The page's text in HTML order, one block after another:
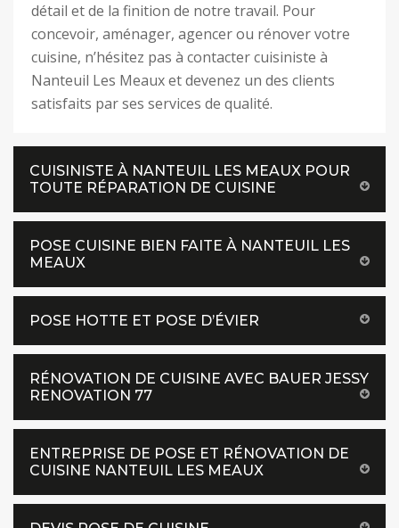
détail et de la finition de notre travail. Pour
concevoir, aménager, agencer ou rénover votre
cuisine, n’hésitez pas à contacter cuisiniste à
Nanteuil Les Meaux et devenez un des clients
satisfaits par ses services de qualité.
CUISINISTE À NANTEUIL LES MEAUX POUR
TOUTE RÉPARATION DE CUISINE
POSE CUISINE BIEN FAITE À NANTEUIL LES
MEAUX
POSE HOTTE ET POSE D’ÉVIER
RÉNOVATION DE CUISINE AVEC BAUER JESSY
RENOVATION 77
ENTREPRISE DE POSE ET RÉNOVATION DE
CUISINE NANTEUIL LES MEAUX